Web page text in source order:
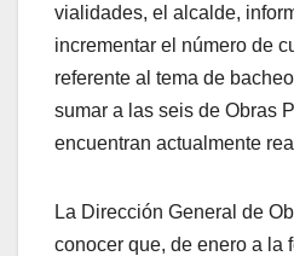
vialidades, el alcalde,
incrementar el número de
referente al tema de
sumar a las seis de Obras
encuentran actualmente
La Dirección General de
conocer que, de enero a la